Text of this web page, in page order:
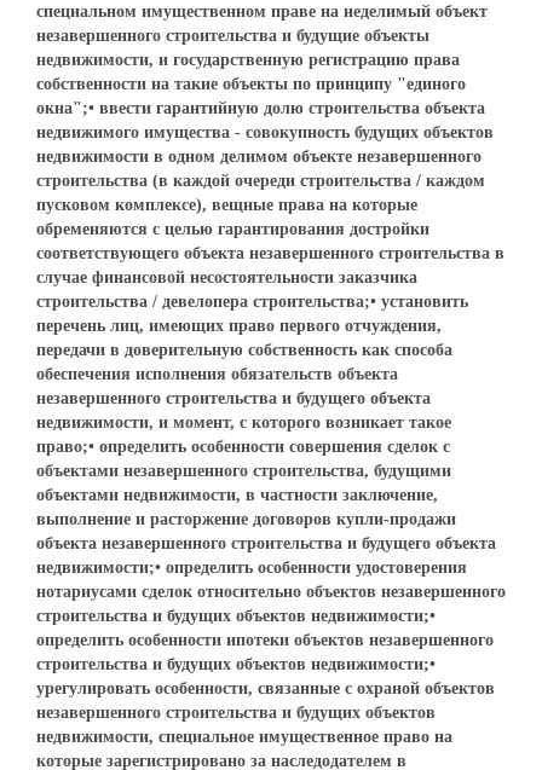
специальном имущественном праве на неделимый объект
незавершенного строительства и будущие объекты
недвижимости, и государственную регистрацию права
собственности на такие объекты по принципу "единого
окна";• ввести гарантийную долю строительства объекта
недвижимого имущества - совокупность будущих объектов
недвижимости в одном делимом объекте незавершенного
строительства (в каждой очереди строительства / каждом
пусковом комплексе), вещные права на которые
обременяются с целью гарантирования достройки
соответствующего объекта незавершенного строительства в
случае финансовой несостоятельности заказчика
строительства / девелопера строительства;• установить
перечень лиц, имеющих право первого отчуждения,
передачи в доверительную собственность как способа
обеспечения исполнения обязательств объекта
незавершенного строительства и будущего объекта
недвижимости, и момент, с которого возникает такое
право;• определить особенности совершения сделок с
объектами незавершенного строительства, будущими
объектами недвижимости, в частности заключение,
выполнение и расторжение договоров купли-продажи
объекта незавершенного строительства и будущего объекта
недвижимости;• определить особенности удостоверения
нотариусами сделок относительно объектов незавершенного
строительства и будущих объектов недвижимости;•
определить особенности ипотеки объектов незавершенного
строительства и будущих объектов недвижимости;•
урегулировать особенности, связанные с охраной объектов
незавершенного строительства и будущих объектов
недвижимости, специальное имущественное право на
которые зарегистрировано за наследодателем в